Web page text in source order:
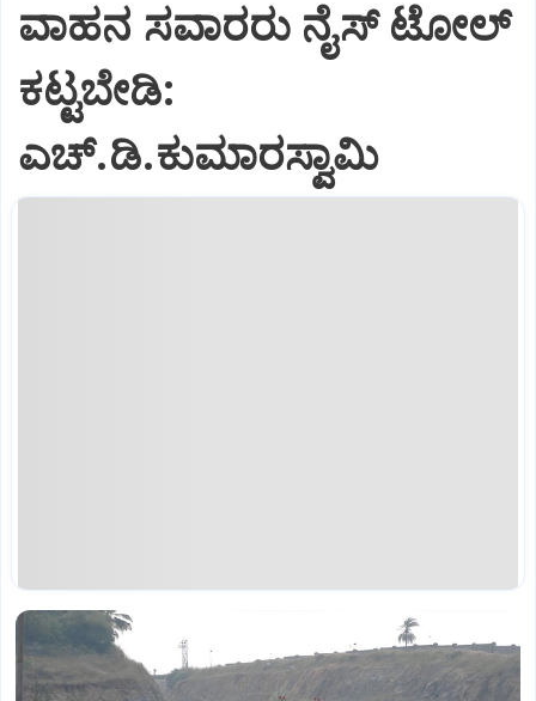
ವಾಹನ ಸವಾರರು ನೈಸ್‌ ಟೋಲ್‌
ಕಟ್ಟಬೇಡಿ:
ಎಚ್‌.ಡಿ.ಕುಮಾರಸ್ವಾಮಿ